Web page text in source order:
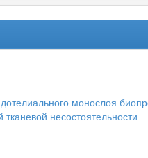
монослоя
тканевой несостоятельности